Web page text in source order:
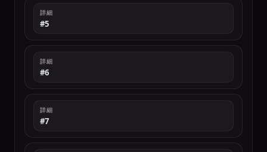
詳細
#5
詳細
#6
詳細
#7